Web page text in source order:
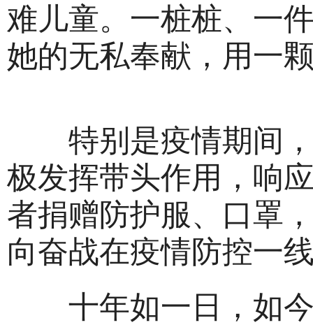
难儿童。一桩桩、一
她的无私奉献，用一
特别是疫情期间，
极发挥带头作用，响
者捐赠防护服、口罩
向奋战在疫情防控一
十年如一日，如今